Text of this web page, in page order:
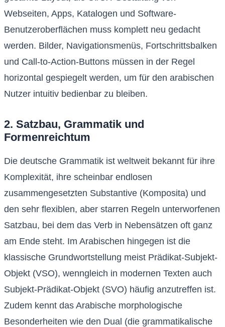
Webseiten, Apps, Katalogen und Software-
Benutzeroberflächen muss komplett neu gedacht
werden. Bilder, Navigationsmenüs, Fortschrittsbalken
und Call-to-Action-Buttons müssen in der Regel
horizontal gespiegelt werden, um für den arabischen
Nutzer intuitiv bedienbar zu bleiben.
2. Satzbau, Grammatik und
Formenreichtum
Die deutsche Grammatik ist weltweit bekannt für ihre
Komplexität, ihre scheinbar endlosen
zusammengesetzten Substantive (Komposita) und
den sehr flexiblen, aber starren Regeln unterworfenen
Satzbau, bei dem das Verb in Nebensätzen oft ganz
am Ende steht. Im Arabischen hingegen ist die
klassische Grundwortstellung meist Prädikat-Subjekt-
Objekt (VSO), wenngleich in modernen Texten auch
Subjekt-Prädikat-Objekt (SVO) häufig anzutreffen ist.
Zudem kennt das Arabische morphologische
Besonderheiten wie den Dual (die grammatikalische